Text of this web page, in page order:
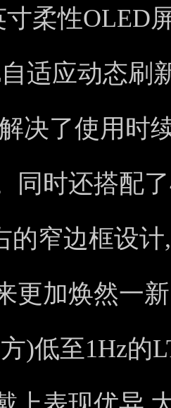
寸柔性OLED
自适应动态刷
决了使用时
同时还搭配
的窄边框设
更加焕然一
)低至1Hz的